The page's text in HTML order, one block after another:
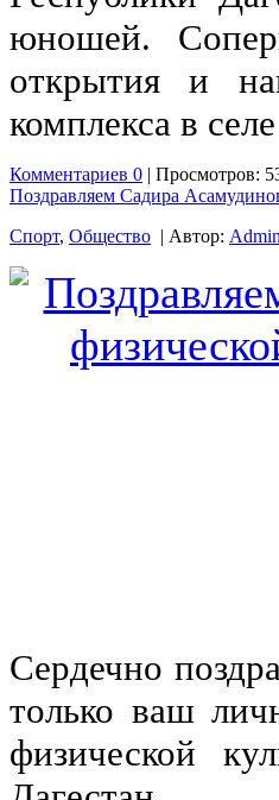
юношей.
открытия и
комплекса в
Комментариев 0 | Просмотров:
Поздравляем Садира
Спорт, Общество | Автор: Admin
Сердечно
только ваш
физической